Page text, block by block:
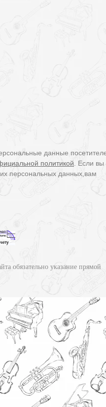
данные
политикой . Если
персональных данных,вам
обязательно указание прямой